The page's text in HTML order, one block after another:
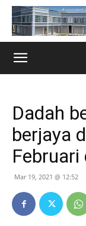
Dadah
berjaya
Februari
Mar 19, 2021 @ 12:52